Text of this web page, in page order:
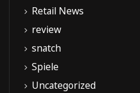
Retail News
review
snatch
Spiele
Uncategorized